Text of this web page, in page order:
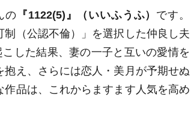
の 『1122(5)』（いいふうふ） です。
（公認不倫）」を選択した仲良し夫
した結果、妻の一子と互いの愛情を
え、さらには恋人・美月が予期せぬ
品は、これからますます人気を高め